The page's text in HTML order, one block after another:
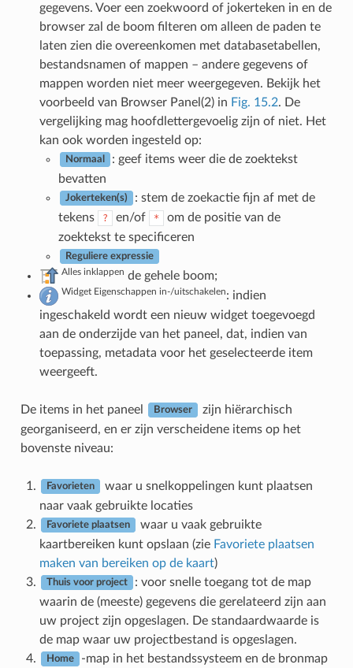
gegevens. Voer een zoekwoord of jokerteken in en de
browser zal de boom filteren om alleen de paden te
laten zien die overeenkomen met databasetabellen,
bestandsnamen of mappen – andere gegevens of
mappen worden niet meer weergegeven. Bekijk het
voorbeeld van Browser Panel(2) in Fig. 15.2. De
vergelijking mag hoofdlettergevoelig zijn of niet. Het
kan ook worden ingesteld op:
Normaal
: geef items weer die de zoektekst
bevatten
Jokerteken(s)
: stem de zoekactie fijn af met de
tekens
? en/of *
om de positie van de
zoektekst te specificeren
Reguliere expressie
Alles inklappen de gehele boom;
Widget Eigenschappen in-/uitschakelen: indien
ingeschakeld wordt een nieuw widget toegevoegd
aan de onderzijde van het paneel, dat, indien van
toepassing, metadata voor het geselecteerde item
weergeeft.
De items in het paneel Browser
zijn hiërarchisch
georganiseerd, en er zijn verscheidene items op het
bovenste niveau:
Favorieten
waar u snelkoppelingen kunt plaatsen
naar vaak gebruikte locaties
Favoriete plaatsen
waar u vaak gebruikte
kaartbereiken kunt opslaan (zie Favoriete plaatsen
maken van bereiken op de kaart)
Thuis voor project
: voor snelle toegang tot de map
waarin de (meeste) gegevens die gerelateerd zijn aan
uw project zijn opgeslagen. De standaardwaarde is
de map waar uw projectbestand is opgeslagen.
Home
-map in het bestandssysteem en de bronmap